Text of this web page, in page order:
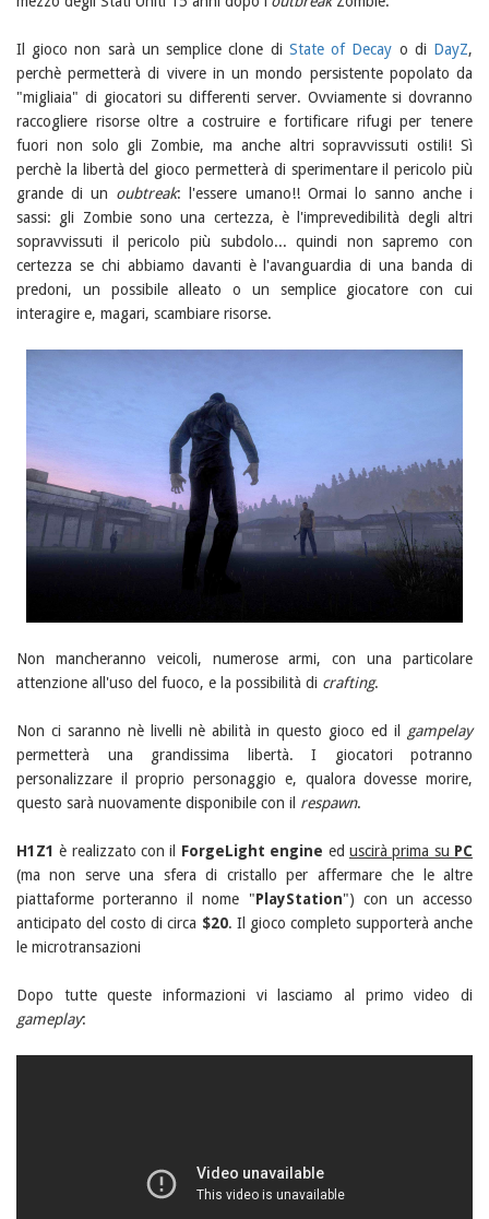
Il gioco non sarà un semplice clone di State of Decay o di DayZ,
perchè permetterà di vivere in un mondo persistente popolato da
"migliaia" di giocatori su differenti server. Ovviamente si dovranno
raccogliere risorse oltre a costruire e fortificare rifugi per tenere
fuori non solo gli Zombie, ma anche altri sopravvissuti ostili! Sì
perchè la libertà del gioco permetterà di sperimentare il pericolo più
grande di un oubtreak: l'essere umano!! Ormai lo sanno anche i
sassi: gli Zombie sono una certezza, è l'imprevedibilità degli altri
sopravvissuti il pericolo più subdolo... quindi non sapremo con
certezza se chi abbiamo davanti è l'avanguardia di una banda di
predoni, un possibile alleato o un semplice giocatore con cui
interagire e, magari, scambiare risorse.
Non mancheranno veicoli, numerose armi, con una particolare
attenzione all'uso del fuoco, e la possibilità di crafting.
Non ci saranno nè livelli nè abilità in questo gioco ed il gampelay
permetterà una grandissima libertà. I giocatori potranno
personalizzare il proprio personaggio e, qualora dovesse morire,
questo sarà nuovamente disponibile con il respawn.
H1Z1 è realizzato con il ForgeLight engine ed uscirà prima su PC
(ma non serve una sfera di cristallo per affermare che le altre
piattaforme porteranno il nome "PlayStation") con un accesso
anticipato del costo di circa $20. Il gioco completo supporterà anche
le microtransazioni
Dopo tutte queste informazioni vi lasciamo al primo video di
gameplay: